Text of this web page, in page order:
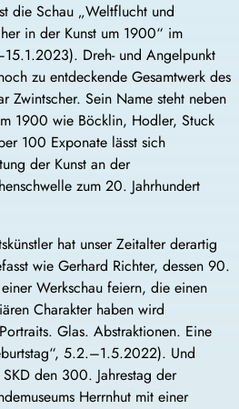
die Schau „Weltflucht und
in der Kunst um 1900“ im
Dreh- und Angelpunkt
zu entdeckende Gesamtwerk des
Zwintscher. Sein Name steht neben
1900 wie Böcklin, Hodler, Stuck
100 Exponate lässt sich
der Kunst an der
zum 20. Jahrhundert
hat unser Zeitalter derartig
wie Gerhard Richter, dessen 90.
Werkschau feiern, die einen
Charakter haben wird
Glas. Abstraktionen. Eine
5.2.–1.5.2022). Und
den 300. Jahrestag der
Herrnhut mit einer